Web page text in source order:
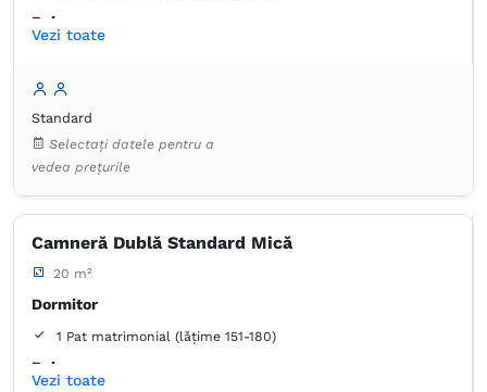
Baie
Articole de toaletă gratuite
Lenjerie de pat
Frigider în cameră
Vezi toate
Standard
Selectați datele pentru a
vedea prețurile
Camneră Dublă Standard Mică
20 m²
Dormitor
1 Pat matrimonial (lățime 151-180)
Baie
Vezi toate